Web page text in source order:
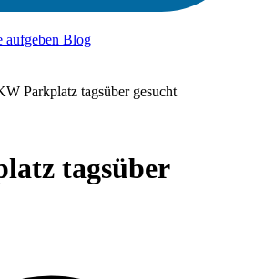
aufgeben Blog
Parkplatz tagsüber gesucht
tagsüber